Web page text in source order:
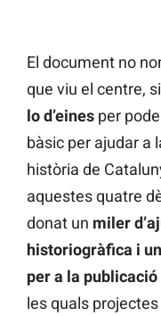
El document no
que viu el centre,
lo d’eines per
bàsic per ajudar a
història de
aquestes quatre
donat un miler
historiogràfica i
per a la
les quals